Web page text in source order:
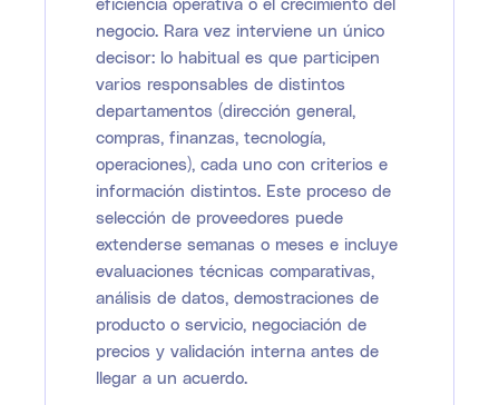
negocio. Rara vez interviene un único
decisor: lo habitual es que participen
varios responsables de distintos
departamentos (dirección general,
compras, finanzas, tecnología,
operaciones), cada uno con criterios e
información distintos. Este proceso de
selección de proveedores puede
extenderse semanas o meses e incluye
evaluaciones técnicas comparativas,
análisis de datos, demostraciones de
producto o servicio, negociación de
precios y validación interna antes de
llegar a un acuerdo.